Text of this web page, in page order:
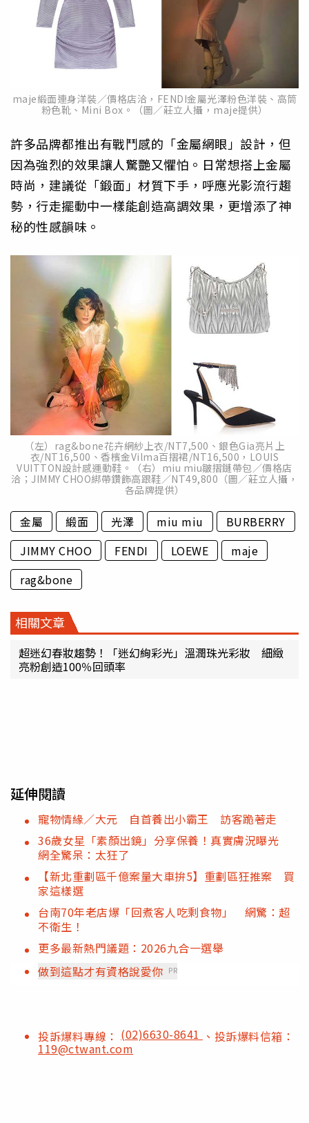
maje緞面連身洋裝／價格店洽，FENDI金屬光澤粉色洋裝、高筒
粉色靴、Mini Box。（圖／莊立人攝，maje提供）
許多品牌都推出有戰鬥感的「金屬網眼」設計，但
因為強烈的效果讓人驚艷又懼怕。日常想搭上金屬
時尚，建議從「鍛面」材質下手，呼應光影流行趨
勢，行走擺動中一樣能創造高調效果，更增添了神
秘的性感韻味。
（左）rag&bone花卉網紗上衣/NT7,500、銀色Gia亮片上
衣/NT16,500、香檳金Vilma百摺裙/NT16,500，LOUIS
VUITTON設計感運動鞋。（右）miu miu皺摺鏈帶包／價格店
洽；JIMMY CHOO綁帶鑽飾高跟鞋／NT49,800（圖／莊立人攝，
各品牌提供）
金屬 緞面 光澤 miu miu
BURBERRY
JIMMY CHOO
FENDI LOEWE
maje
rag&bone
相關文章
超迷幻春妝趨勢！「迷幻絢彩光」溫潤珠光彩妝 細緻
亮粉創造100％回頭率
延伸閱讀
寵物情緣／大元 自首養出小霸王 訪客跪著走
36歲女星「素顏出鏡」分享保養！真實膚況曝光
網全驚呆：太狂了
【新北重劃區千億案量大車拚5】重劃區狂推案 買
家這樣選
台南70年老店爆「回煮客人吃剩食物」 網驚：超
不衛生！
更多最新熱門議題：2026九合一選舉
做到這點才有資格說愛你 PR
投訴爆料專線： (02)6630-8641 、投訴爆料信箱：
119@ctwant.com